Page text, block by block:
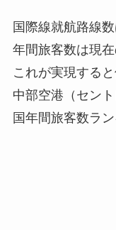
国際線就航路線
年間旅客数は現
これが実現する
中部空港（セン
国年間旅客数ラ